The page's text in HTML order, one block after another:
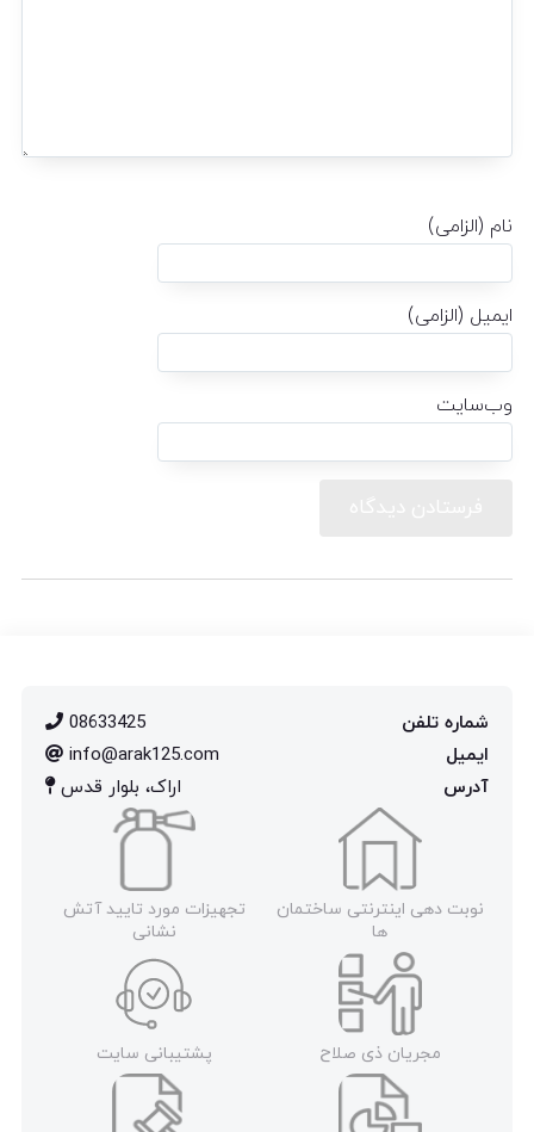
نام (الزامی)
ایمیل (الزامی)
وب‌سایت
شماره تلفن
08633425
ایمیل
info@arak125.com
آدرس
اراک، بلوار قدس
نوبت دهی اینترنتی ساختمان
ها
تجهیزات مورد تایید آتش
نشانی
مجریان ذی صلاح پشتیبانی سایت